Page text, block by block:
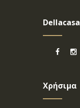
Dellacasa
Χρήσιμα